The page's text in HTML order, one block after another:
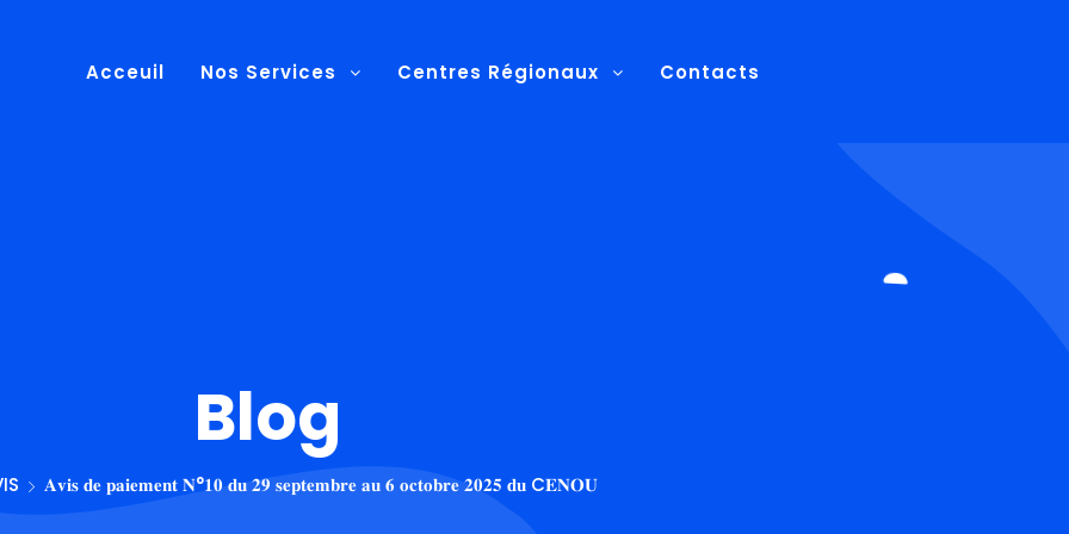
Acceuil Nos Services Centres Régionaux Contacts
Blog
𝐀𝐯𝐢𝐬 𝐝𝐞 𝐩𝐚𝐢𝐞𝐦𝐞𝐧𝐭 𝐍°𝟏𝟎 𝐝𝐮 𝟐𝟗 𝐬𝐞𝐩𝐭𝐞𝐦𝐛𝐫𝐞 𝐚𝐮 𝟔 𝐨𝐜𝐭𝐨𝐛𝐫𝐞 𝟐𝟎𝟐𝟓 𝐝𝐮 C𝐄𝐍𝐎𝐔